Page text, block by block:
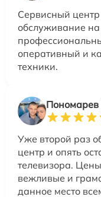
Сервисный
обслуживание
оперативный и
техники.
Уже второй раз
центр и опять
телевизора.
вежливые и
данное место